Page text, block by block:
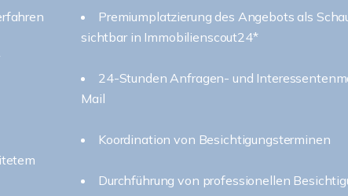
Premiumplatzierung des Angebots als
sichtbar in Immobilienscout24*
24-Stunden Anfragen- und
Mail
Koordination von Besichtigungsterminen
Durchführung von professionellen